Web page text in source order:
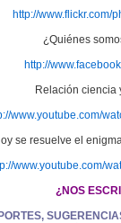
http://www.flickr.com/
¿Quiénes
http://
Relación ciencia
www.youtube.com/
se resuelve el
www.youtube.com/
¿NOS